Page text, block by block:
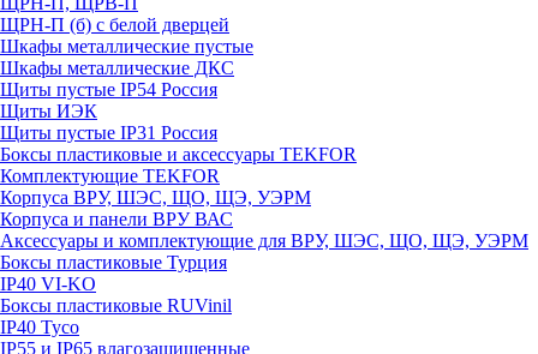
ЩРН-П (б) с белой дверцей
Шкафы металлические пустые
Шкафы металлические ДКС
Щиты пустые IP54 Россия
Щиты ИЭК
Щиты пустые IP31 Россия
Боксы пластиковые и аксессуары TEKFOR
Комплектующие TEKFOR
Корпуса ВРУ, ШЭС, ЩО, ЩЭ, УЭРМ
Корпуса и панели ВРУ ВАС
Аксессуары и комплектующие для ВРУ, ШЭС, ЩО, ЩЭ, УЭРМ
Боксы пластиковые Турция
IP40 VI-KO
Боксы пластиковые RUVinil
IP40 Тусо
IP55 и IP65 влагозащищенные